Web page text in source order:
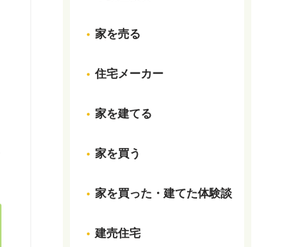
家を売る
住宅メーカー
家を建てる
家を買う
家を買った・建てた体験談
建売住宅